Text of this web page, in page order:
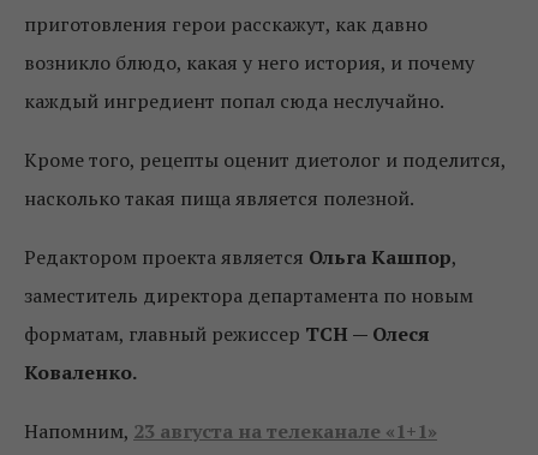
приготовления герои расскажут, как давно
возникло блюдо, какая у него история, и почему
каждый ингредиент попал сюда неслучайно.
Кроме того, рецепты оценит диетолог и поделится,
насколько такая пища является полезной.
Редактором проекта является Ольга Кашпор,
заместитель директора департамента по новым
форматам, главный режиссер ТСН — Олеся
Коваленко.
Напомним, 23 августа на телеканале «1+1»